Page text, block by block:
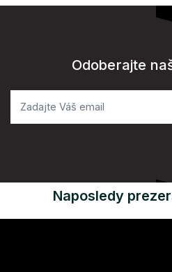
Odoberajte
Naposledy